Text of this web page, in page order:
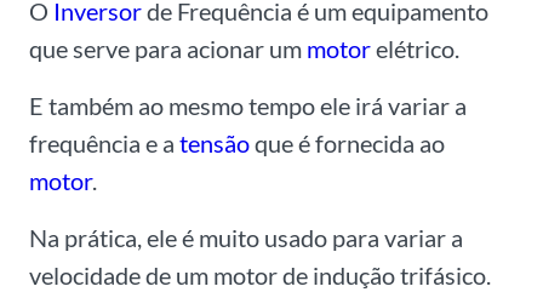
O Inversorde Frequência é um equipamento
que serve para acionar um motorelétrico.
E também ao mesmo tempo ele irá variar a
frequência e a tensãoque é fornecida ao
motor.
Na prática, ele é muito usado para variar a
velocidade de um motor de indução trifásico.